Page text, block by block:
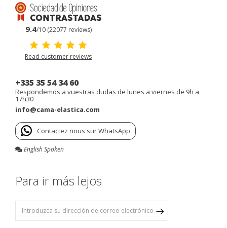
9.4/10 (22077 reviews)
Read customer reviews
+335 35 54 34 60
Respondemos a vuestras dudas de lunes a viernes de 9h a
17h30
info@cama-elastica.com
Contactez nous sur WhatsApp
English Spoken
Para ir más lejos